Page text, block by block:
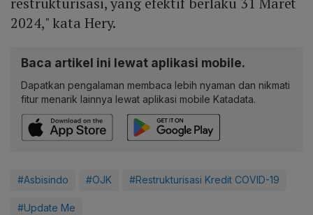
2024," kata Hery.
Baca artikel ini lewat aplikasi mobile.
Dapatkan pengalaman membaca lebih nyaman dan nikmati
fitur menarik lainnya lewat aplikasi mobile Katadata.
#Asbisindo #OJK #Restrukturisasi Kredit COVID-19
#Update Me